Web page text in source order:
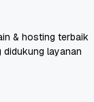
& hosting terbaik
layanan